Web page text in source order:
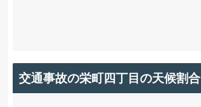
交通事故の栄町四丁目の天候割合